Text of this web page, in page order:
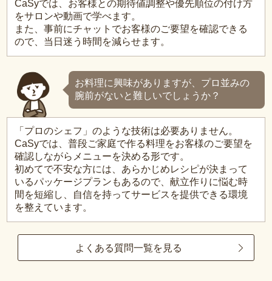
CaSyでは、お客様との期待値調整や優先順位の付け方
をサロンや動画で学べます。
また、事前にチャットでお客様のご要望を確認できる
ので、当日迷う時間を減らせます。
お料理に興味がありますが、プロ並みの
腕前がないと難しいでしょうか？
「プロのシェフ」のような技術は必要ありません。
CaSyでは、普段ご家庭で作る料理をお客様のご要望を
確認しながらメニューを決める形です。
初めてで不安な方には、あらかじめレシピが決まって
いるパッケージプランもあるので、献立作りに悩む時
間を短縮し、自信を持ってサービスを提供できる環境
を整えています。
よくある質問一覧を見る